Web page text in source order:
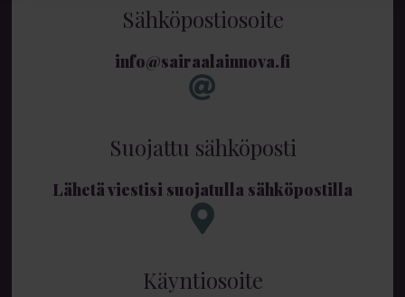
Sähköpostiosoite
info@sairaalainnova.fi
Suojattu sähköposti
Lähetä viestisi suojatulla sähköpostilla
Käyntiosoite